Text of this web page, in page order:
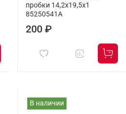
пробки 14,2x19,5x1
85250541A
200 ₽
В наличии